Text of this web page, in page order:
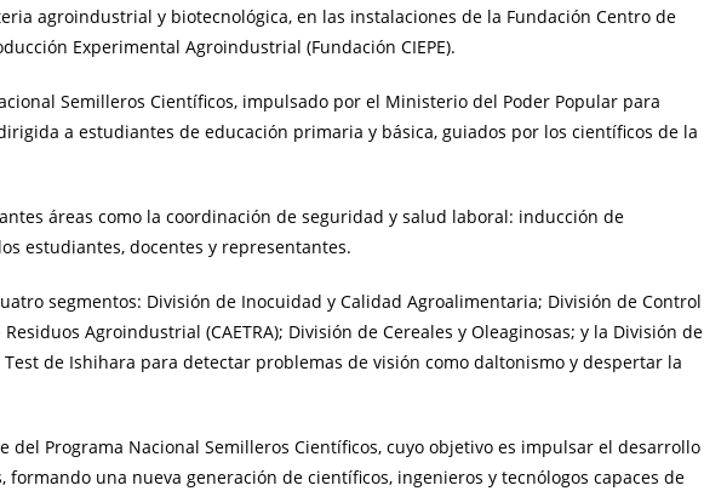
agroindustrial y biotecnológica, en las instalaciones de la Fundación Centro de
Experimental Agroindustrial (Fundación CIEPE).
Semilleros Científicos, impulsado por el Ministerio del Poder Popular para
a estudiantes de educación primaria y básica, guiados por los científicos de la
áreas como la coordinación de seguridad y salud laboral: inducción de
estudiantes, docentes y representantes.
segmentos: División de Inocuidad y Calidad Agroalimentaria; División de Control
Agroindustrial (CAETRA); División de Cereales y Oleaginosas; y la División de
de Ishihara para detectar problemas de visión como daltonismo y despertar la
del Programa Nacional Semilleros Científicos, cuyo objetivo es impulsar el desarrollo
formando una nueva generación de científicos, ingenieros y tecnólogos capaces de